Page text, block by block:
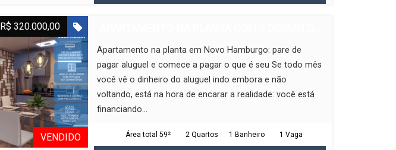
VENDIDO
R$ 320.000,00
Apartamento na planta em Novo Hamburgo: pare de
pagar aluguel e comece a pagar o que é seu Se todo mês
você vê o dinheiro do aluguel indo embora e não
voltando, está na hora de encarar a realidade: você está
financiando...
Área total 59² 2 Quartos 1 Banheiro 1 Vaga